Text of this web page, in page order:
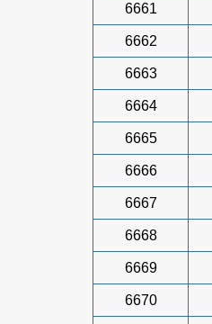
6661
6662
6663
6664
6665
6666
6667
6668
6669
6670